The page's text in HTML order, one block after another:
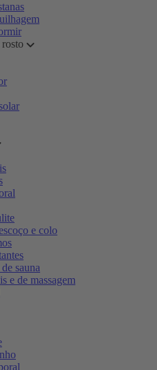
rosto
e colo
sauna
e de massagem